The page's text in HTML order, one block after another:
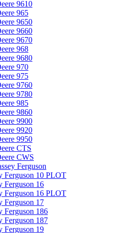
9610
965
9650
9660
9670
968
9680
970
975
9760
9780
985
9860
9900
9920
9950
CTS
CWS
Ferguson
Ferguson 10 PLOT
Ferguson 16
Ferguson 16 PLOT
Ferguson 17
Ferguson 186
Ferguson 187
Ferguson 19